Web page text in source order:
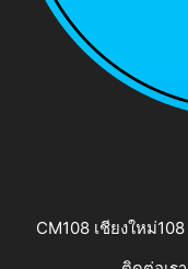
CM108 เชียงใหม่